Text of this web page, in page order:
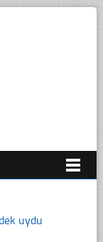
uydu